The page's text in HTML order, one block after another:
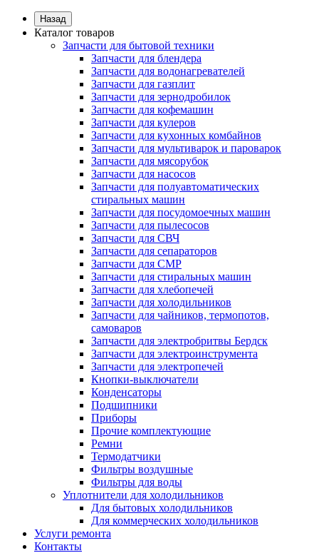
Назад
Каталог товаров
Запчасти для бытовой техники
Запчасти для блендера
Запчасти для водонагревателей
Запчасти для газплит
Запчасти для зернодробилок
Запчасти для кофемашин
Запчасти для кулеров
Запчасти для кухонных комбайнов
Запчасти для мультиварок и пароварок
Запчасти для мясорубок
Запчасти для насосов
Запчасти для полуавтоматических
стиральных машин
Запчасти для посудомоечных машин
Запчасти для пылесосов
Запчасти для СВЧ
Запчасти для сепараторов
Запчасти для СМР
Запчасти для стиральных машин
Запчасти для хлебопечей
Запчасти для холодильников
Запчасти для чайников, термопотов,
самоваров
Запчасти для электробритвы Бердск
Запчасти для электроинструмента
Запчасти для электропечей
Кнопки-выключатели
Конденсаторы
Подшипники
Приборы
Прочие комплектующие
Ремни
Термодатчики
Фильтры воздушные
Фильтры для воды
Уплотнители для холодильников
Для бытовых холодильников
Для коммерческих холодильников
Услуги ремонта
Контакты